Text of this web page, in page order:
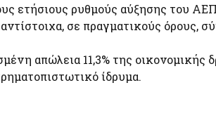
ετήσιους ρυθμούς αύξησης του ΑΕΠ
αντίστοιχα, σε πραγματικούς
απώλεια 11,3% της οικονομικής
ίδρυμα.